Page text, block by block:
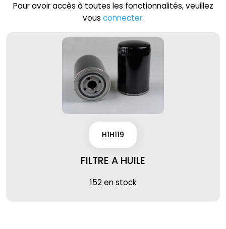
Pour avoir accès à toutes les fonctionnalités, veuillez
vous connecter.
H1H119
FILTRE A HUILE
152 en stock